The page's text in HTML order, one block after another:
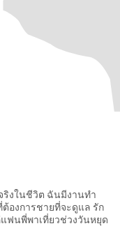
งในชีวิต ฉันมีงานทำ
องการชายที่จะดูแล รัก
ฟนพี่พาเที่ยวช่วงวันหยุด